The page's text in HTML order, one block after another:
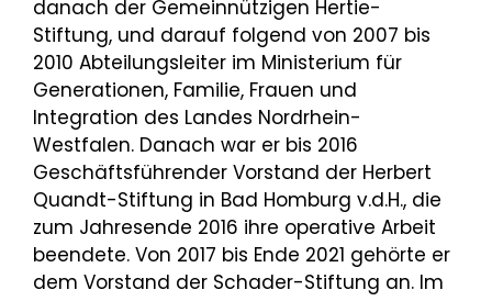
danach der Gemeinnützigen Hertie-
Stiftung, und darauf folgend von 2007 bis
2010 Abteilungsleiter im Ministerium für
Generationen, Familie, Frauen und
Integration des Landes Nordrhein-
Westfalen. Danach war er bis 2016
Geschäftsführender Vorstand der Herbert
Quandt-Stiftung in Bad Homburg v.d.H., die
zum Jahresende 2016 ihre operative Arbeit
beendete. Von 2017 bis Ende 2021 gehörte er
dem Vorstand der Schader-Stiftung an. Im